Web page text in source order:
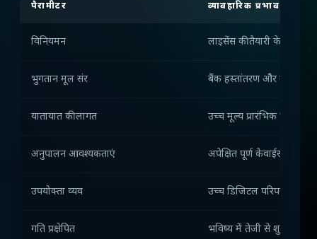
पैरामीटर व्यावहारिक प्रभाव
विनियमन लाइसेंस की तैयारी के साथ
भुगतान मूल संर बैंक हस्तांतरण और स्थानीय
यातायात की लागत उच्च मूल्य प्रारंभिक प्र
अनुपालन आवश्यकताएं अपेक्षित पूर्ण केवाईसी/
उपयोक्ता व्यव उच्च डिजिटल परिपक्वता
गति प्रक्षेपित भविष्य में तेजी से शुरू करें